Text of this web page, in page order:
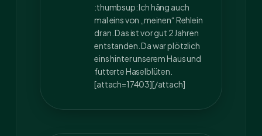
:thumbsup: Ich häng auch
mal eins von „meinen“ Rehlein
dran. Das ist vor gut 2 Jahren
entstanden. Da war plötzlich
eins hinter unserem Haus und
futterte Haselblüten.
[attach=17403][/attach]